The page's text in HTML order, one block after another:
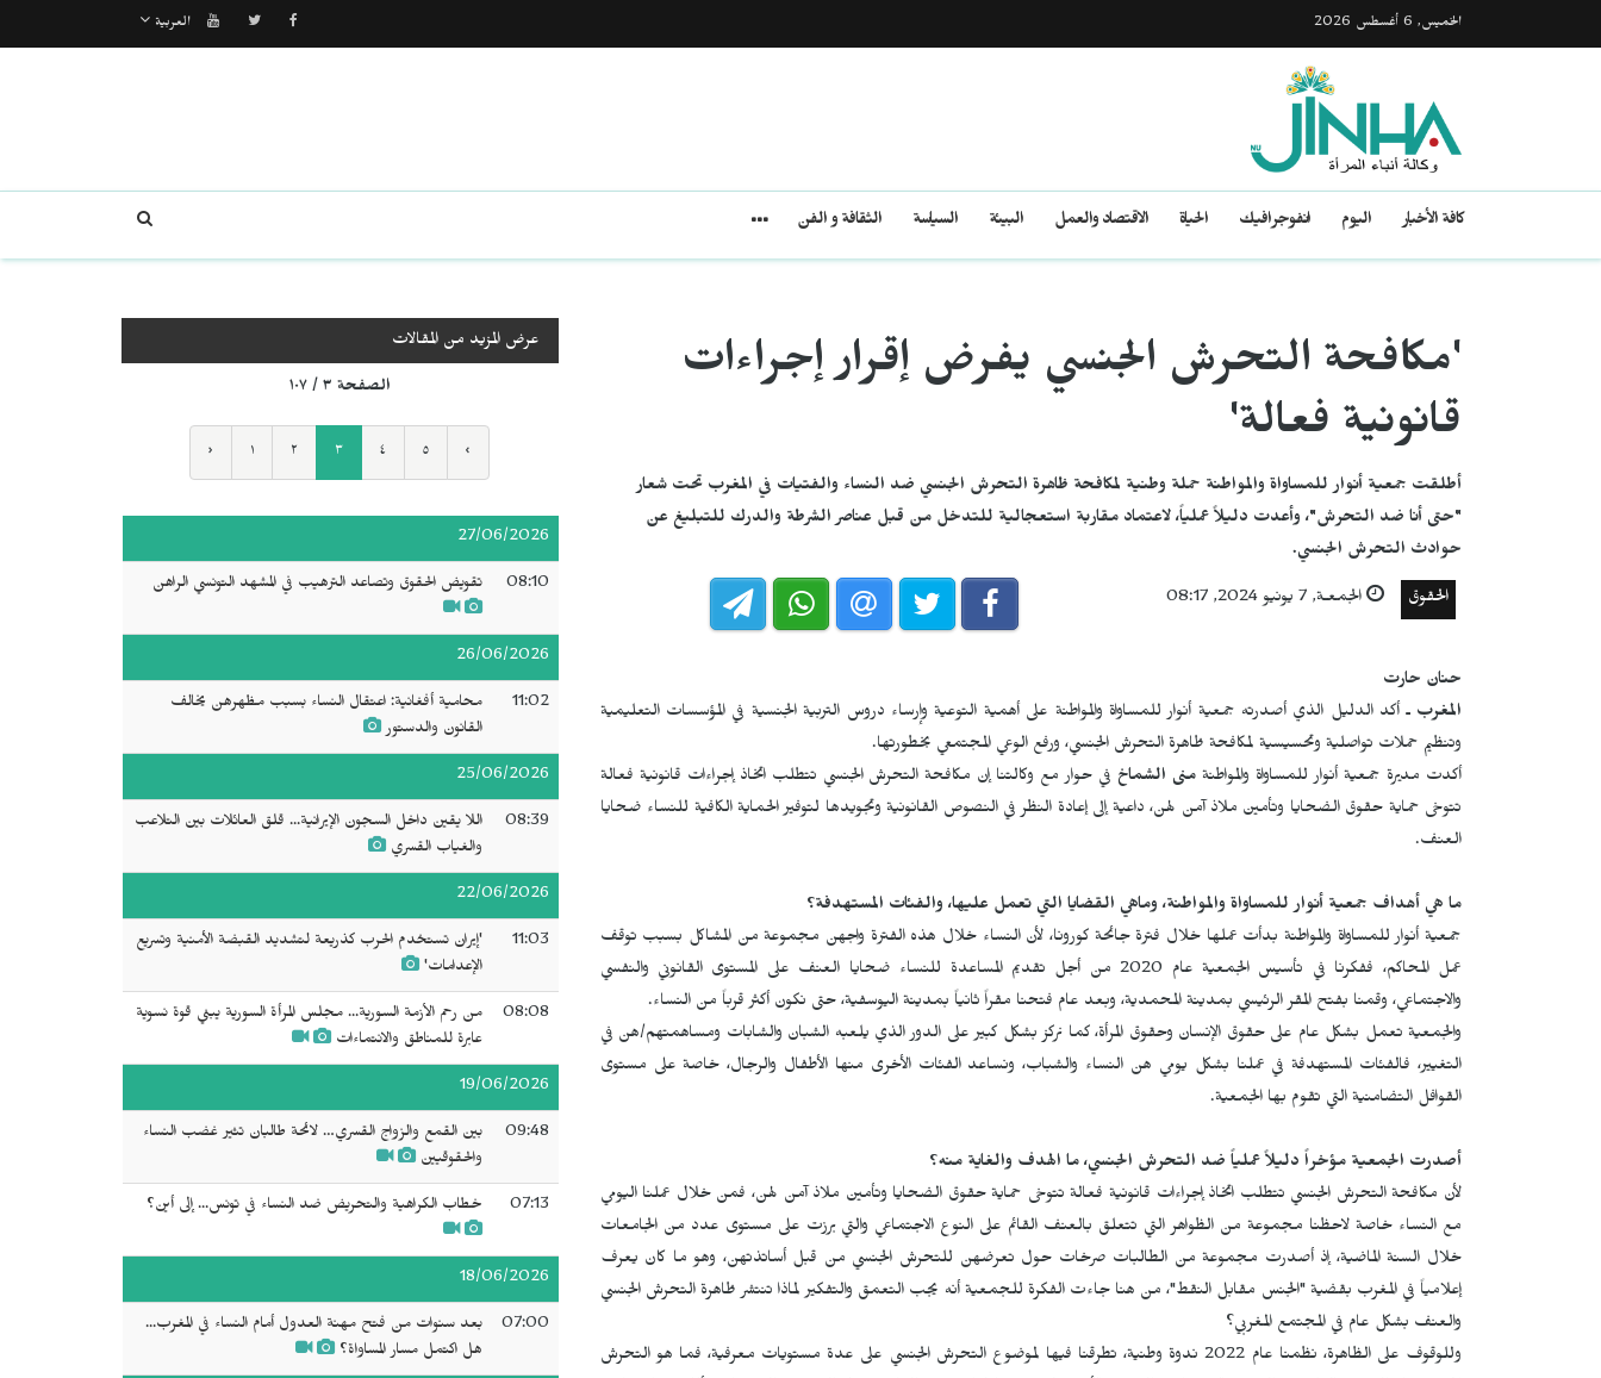
الخميس, 6 أغسطس 2026 العربية
كافة الأخبار اليوم انفوجرافيك الحياة الاقتصاد والعمل البيئة السياسة الثقافة و الفن
'مكافحة التحرش الجنسي يفرض إقرار إجراءات
قانونية فعالة'
أطلقت جمعية أنوار للمساواة والمواطنة حملة وطنية لمكافحة ظاهرة التحرش الجنسي ضد النساء والفتيات في المغرب تحت شعار
"حتى أنا ضد التحرش"، وأعدت دليلاً عملياً، لاعتماد مقاربة استعجالية للتدخل من قبل عناصر الشرطة والدرك للتبليغ عن
حوادث التحرش الجنسي.
الحقوق الجمعـة, 7 يونيو 2024, 08:17
حنان حارت
المغرب ـ أكد الدليل الذي أصدرته جمعية أنوار للمساواة والمواطنة على أهمية التوعية وإرساء دروس التربية الجنسية في المؤسسات التعليمية
وتنظيم حملات تواصلية وتحسيسية لمكافحة ظاهرة التحرش الجنسي، ورفع الوعي المجتمعي بخطورتها.
أكدت مديرة جمعية أنوار للمساواة والمواطنة منى الشماخ في حوار مع وكالتنا إن مكافحة التحرش الجنسي تتطلب اتخاذ إجراءات قانونية فعالة
تتوخى حماية حقوق الضحايا وتأمين ملاذ آمن لهن، داعية إلى إعادة النظر في النصوص القانونية وتجويدها لتوفير الحماية الكافية للنساء ضحايا
العنف.
ما هي أهداف جمعية أنوار للمساواة والمواطنة، وماهي القضايا التي تعمل عليها، والفئات المستهدفة؟
جمعية أنوار للمساواة والمواطنة بدأت عملها خلال فترة جائحة كورونا، لأن النساء خلال هذه الفترة واجهن مجموعة من المشاكل بسبب توقف
عمل المحاكم، ففكرنا في تأسيس الجمعية عام 2020 من أجل تقديم المساعدة للنساء ضحايا العنف على المستوى القانوني والنفسي
والاجتماعي، وقمنا بفتح المقر الرئيسي بمدينة المحمدية، وبعد عام فتحنا مقراً ثانياً بمدينة اليوسفية، حتى نكون أكثر قرباً من النساء.
والجمعية تعمل بشكل عام على حقوق الإنسان وحقوق المرأة، كما نركز بشكل كبير على الدور الذي يلعبه الشبان والشابات ومساهمتهم/هن في
التغيير، فالفئات المستهدفة في عملنا بشكل يومي هن النساء والشباب، ونساعد الفئات الأخرى منها الأطفال والرجال، خاصة على مستوى
القوافل التضامنية التي تقوم بها الجمعية.
أصدرت الجمعية مؤخراً دليلاً عملياً ضد التحرش الجنسي، ما الهدف والغاية منه؟
لأن مكافحة التحرش الجنسي تتطلب اتخاذ إجراءات قانونية فعالة تتوخى حماية حقوق الضحايا وتأمين ملاذ آمن لهن، فمن خلال عملنا اليومي
مع النساء خاصة لاحظنا مجموعة من الظواهر التي تتعلق بالعنف القائم على النوع الاجتماعي والتي برزت على مستوى عدد من الجامعات
خلال السنة الماضية، إذ أصدرت مجموعة من الطالبات صرخات حول تعرضهن للتحرش الجنسي من قبل أساتذتهن، وهو ما كان يعرف
إعلامياً في المغرب بقضية "الجنس مقابل النقط"، من هنا جاءت الفكرة للجمعية أنه يجب التعمق والتفكير لماذا تنتشر ظاهرة التحرش الجنسي
والعنف بشكل عام في المجتمع المغربي؟
وللوقوف على الظاهرة، نظمنا عام 2022 ندوة وطنية، تطرقنا فيها لموضوع التحرش الجنسي على عدة مستويات معرفية، فما هو التحرش
عرض المزيد من المقالات
الصفحة ٣ / ١٠٧
‹ ١ ٢ ٣ ٤ ٥ ›
27/06/2026
08:10 تقويض الحقوق وتصاعد الترهيب في المشهد التونسي الراهن
26/06/2026
11:02
محامية أفغانية: اعتقال النساء بسبب مظهرهن يخالف
القانون والدستور
25/06/2026
08:39
اللا يقين داخل السجون الإيرانية... قلق العائلات بين التلاعب
والغياب القسري
22/06/2026
11:03
'إيران تستخدم الحرب كذريعة لتشديد القبضة الأمنية وتسريع
الإعدامات'
08:08
من رحم الأزمة السورية... مجلس المرأة السورية يبني قوة نسوية
عابرة للمناطق والانتماءات
19/06/2026
09:48
بين القمع والزواج القسري… لائحة طالبان تثير غضب النساء
والحقوقيين
07:13 خطاب الكراهية والتحريض ضد النساء في تونس... إلى أين؟
18/06/2026
07:00
بعد سنوات من فتح مهنة العدول أمام النساء في المغرب...
هل اكتمل مسار المساواة؟